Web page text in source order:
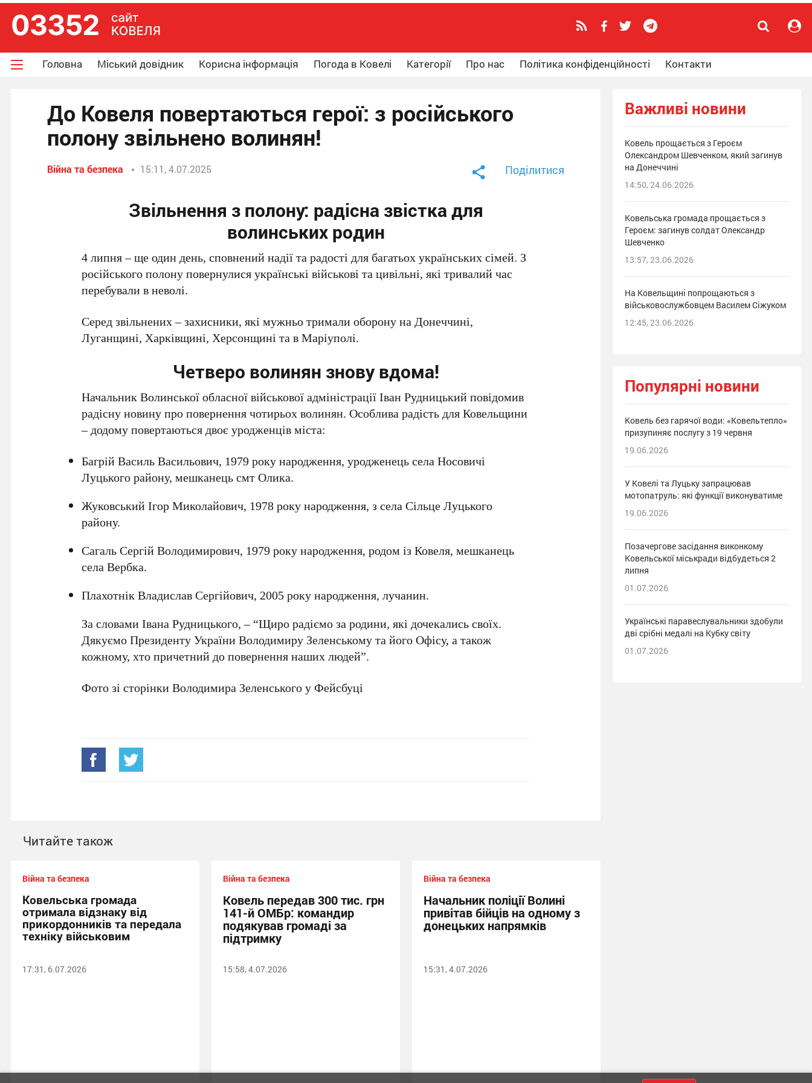
Головна Міський довідник Корисна інформація Погода в Ковелі Категорії Про нас Політика конфіденційності Контакти
До Ковеля повертаються герої: з російського
полону звільнено волинян!
Війна та безпека 15:11, 4.07.2025 Поділитися
Звільнення з полону: радісна звістка для
волинських родин
4 липня – ще один день, сповнений надії та радості для багатьох українських сімей. З
російського полону повернулися українські військові та цивільні, які тривалий час
перебували в неволі.
Серед звільнених – захисники, які мужньо тримали оборону на Донеччині,
Луганщині, Харківщині, Херсонщині та в Маріуполі.
Четверо волинян знову вдома!
Начальник Волинської обласної військової адміністрації Іван Рудницький повідомив
радісну новину про повернення чотирьох волинян. Особлива радість для Ковельщини
– додому повертаються двоє уродженців міста:
Багрій Василь Васильович, 1979 року народження, уродженець села Носовичі
Луцького району, мешканець смт Олика.
Жуковський Ігор Миколайович, 1978 року народження, з села Сільце Луцького
району.
Сагаль Сергій Володимирович, 1979 року народження, родом із Ковеля, мешканець
села Вербка.
Плахотнік Владислав Сергійович, 2005 року народження, лучанин.
За словами Івана Рудницького, – “Щиро радіємо за родини, які дочекались своїх.
Дякуємо Президенту України Володимиру Зеленському та його Офісу, а також
кожному, хто причетний до повернення наших людей”.
Фото зі сторінки Володимира Зеленського у Фейсбуці
Читайте також
Війна та безпека
Ковельська громада
отримала відзнаку від
прикордонників та передала
техніку військовим
17:31, 6.07.2026
Війна та безпека
Ковель передав 300 тис. грн
141-й ОМБр: командир
подякував громаді за
підтримку
15:58, 4.07.2026
Війна та безпека
Начальник поліції Волині
привітав бійців на одному з
донецьких напрямків
15:31, 4.07.2026
Важливі новини
Ковель прощається з Героєм
Олександром Шевченком, який загинув
на Донеччині
14:50, 24.06.2026
Ковельська громада прощається з
Героєм: загинув солдат Олександр
Шевченко
13:57, 23.06.2026
На Ковельщині попрощаються з
військовослужбовцем Василем Сіжуком
12:45, 23.06.2026
Популярні новини
Ковель без гарячої води: «Ковельтепло»
призупиняє послугу з 19 червня
19.06.2026
У Ковелі та Луцьку запрацював
мотопатруль: які функції виконуватиме
19.06.2026
Позачергове засідання виконкому
Ковельської міськради відбудеться 2
липня
01.07.2026
Українські паравеслувальники здобули
дві срібні медалі на Кубку світу
01.07.2026